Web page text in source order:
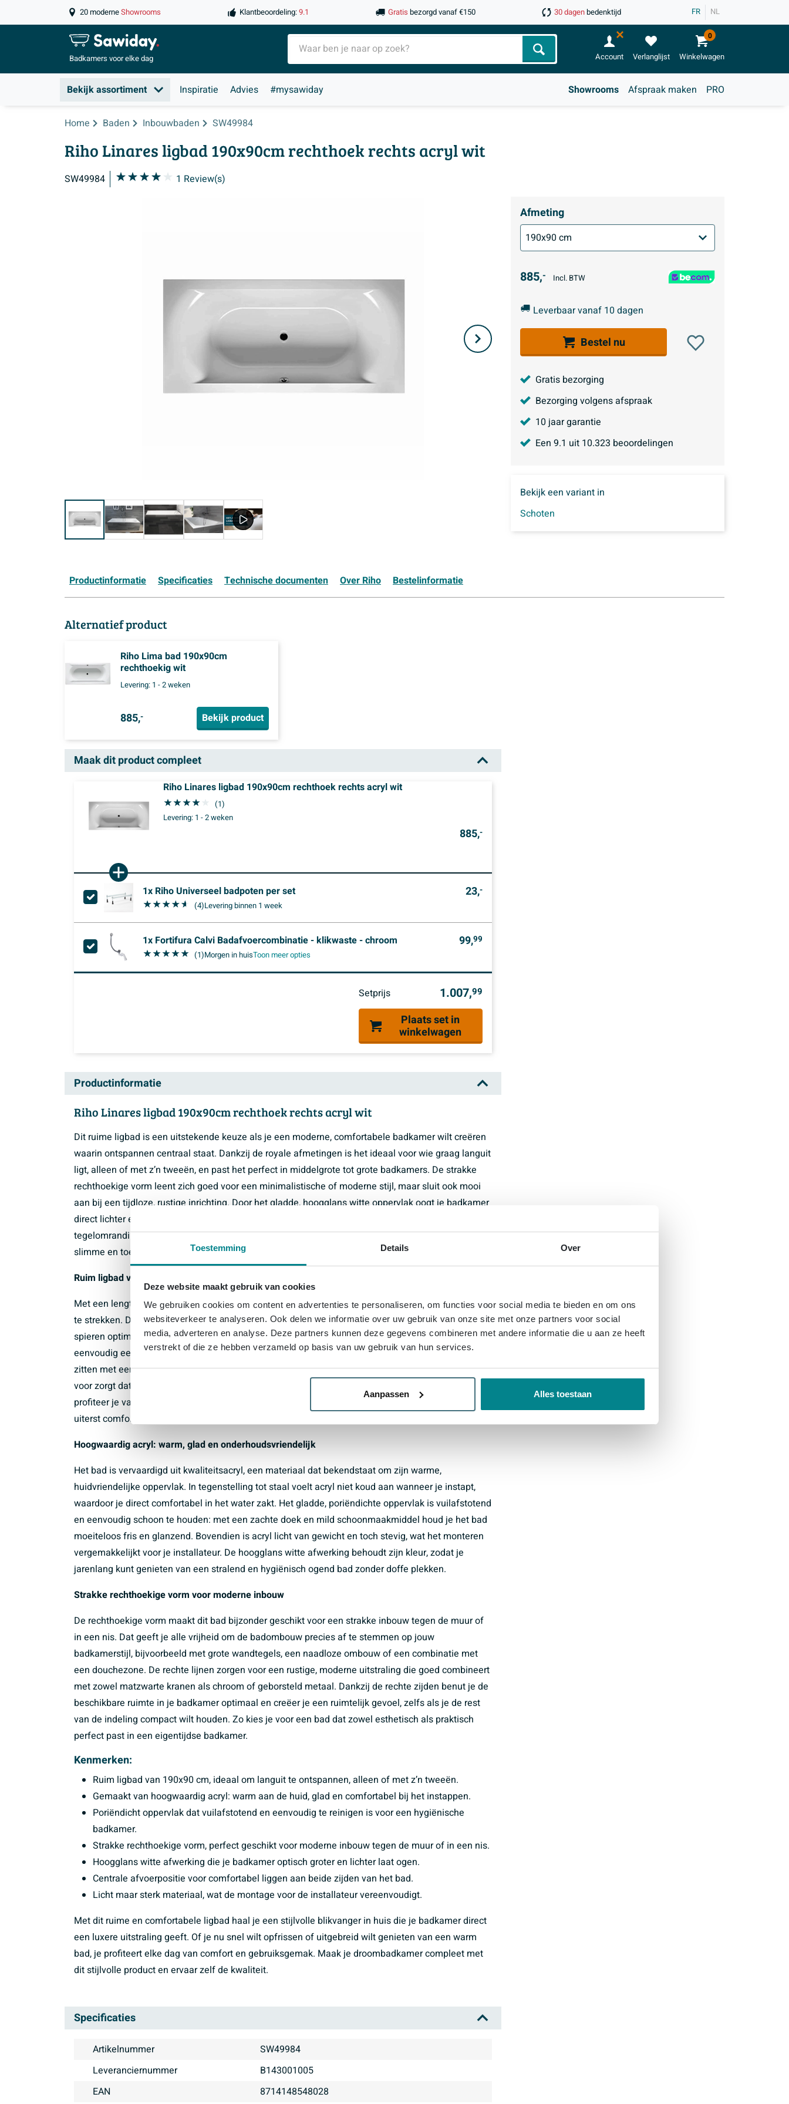
Toestemming Details Over
Deze website maakt gebruik van cookies
We gebruiken cookies om content en advertenties te personaliseren, om functies voor social media te bieden en om ons
websiteverkeer te analyseren. Ook delen we informatie over uw gebruik van onze site met onze partners voor social
media, adverteren en analyse. Deze partners kunnen deze gegevens combineren met andere informatie die u aan ze heeft
verstrekt of die ze hebben verzameld op basis van uw gebruik van hun services.
Aanpassen Alles toestaan
20 moderneShowrooms Klantbeoordeling:9.1 Gratis bezorgd vanaf €150 30 dagenbedenktijd FR NL
Badkamers voor elke dag Zoeken Account Verlanglijst Winkelwagen
0
Bekijk assortiment Inspiratie Advies #mysawiday Showrooms Afspraak maken PRO
Home Baden Inbouwbaden SW49984
Riho Linares ligbad 190x90cm rechthoek rechts acryl wit
SW49984 1 Review(s)
Afmeting
885,- Incl. BTW
Leverbaar vanaf 10 dagen
Bestel nu
Gratis bezorging
Bezorging volgens afspraak
10 jaar garantie
Een 9.1 uit 10.323 beoordelingen
Bekijk een variant in
Schoten
Productinformatie Specificaties Technische documenten Over Riho Bestelinformatie
Alternatief product
Riho Lima bad 190x90cm
rechthoekig wit
Levering: 1 - 2 weken
885,- Bekijk product
Maak dit product compleet
Riho Linares ligbad 190x90cm rechthoek rechts acryl wit
(1)
Levering: 1 - 2 weken
885,-
1x Riho Universeel badpoten per set
(4)Leveringbinnen 1 week
23,-
1x Fortifura Calvi Badafvoercombinatie - klikwaste - chroom
(1)Morgen in huis
99,99
Toon meer opties
Setprijs 1.007,99
Plaats set in
winkelwagen
Productinformatie
Riho Linares ligbad 190x90cm rechthoek rechts acryl wit
Dit ruime ligbad is een uitstekende keuze als je een moderne, comfortabele badkamer wilt creëren
waarin ontspannen centraal staat. Dankzij de royale afmetingen is het ideaal voor wie graag languit
ligt, alleen of met z’n tweeën, en past het perfect in middelgrote tot grote badkamers. De strakke
rechthoekige vorm leent zich goed voor een minimalistische of moderne stijl, maar sluit ook mooi
aan bij een tijdloze, rustige inrichting. Door het gladde, hoogglans witte oppervlak oogt je badkamer
direct lichter en ruimtelijker. Zoek je een inbouwbad dat zich naadloos laat verwerken in een strakke
tegelomranding, dat warm aanvoelt en praktisch is in dagelijks gebruik, dan is dit model een zeer
slimme en toekomstbestendige keuze.
Ruim ligbad voor optimaal ligcomfort
Met een lengte van 190 cm en een breedte van 90 cm biedt dit ligbad royaal de ruimte om echt uit
te strekken. De vormgeving is erop gericht om je lichaam comfortabel te ondersteunen, zodat je
spieren optimaal kunnen ontspannen na een drukke dag. Door de royale binnenruimte kun je
eenvoudig een comfortabele houding vinden, of je nu rechtuit ligt of juist iets meer schuin wilt
zitten met een goed boek. De afvoer is centraal geplaatst, wat niet alleen praktisch is, maar er ook
voor zorgt dat je aan beide zijden prettig kunt liggen zonder last te hebben van het putje. Zo
profiteer je van een ligbad dat zowel voor dagelijks gebruik als voor lange wellnessmomenten
uiterst comfortabel is.
Hoogwaardig acryl: warm, glad en onderhoudsvriendelijk
Het bad is vervaardigd uit kwaliteitsacryl, een materiaal dat bekendstaat om zijn warme,
huidvriendelijke oppervlak. In tegenstelling tot staal voelt acryl niet koud aan wanneer je instapt,
waardoor je direct comfortabel in het water zakt. Het gladde, poriëndichte oppervlak is vuilafstotend
en eenvoudig schoon te houden: met een zachte doek en mild schoonmaakmiddel houd je het bad
moeiteloos fris en glanzend. Bovendien is acryl licht van gewicht en toch stevig, wat het monteren
vergemakkelijkt voor je installateur. De hoogglans witte afwerking behoudt zijn kleur, zodat je
jarenlang kunt genieten van een stralend en hygiënisch ogend bad zonder doffe plekken.
Strakke rechthoekige vorm voor moderne inbouw
De rechthoekige vorm maakt dit bad bijzonder geschikt voor een strakke inbouw tegen de muur of
in een nis. Dat geeft je alle vrijheid om de badombouw precies af te stemmen op jouw
badkamerstijl, bijvoorbeeld met grote wandtegels, een naadloze ombouw of een combinatie met
een douchezone. De rechte lijnen zorgen voor een rustige, moderne uitstraling die goed combineert
met zowel matzwarte kranen als chroom of geborsteld metaal. Dankzij de rechte zijden benut je de
beschikbare ruimte in je badkamer optimaal en creëer je een ruimtelijk gevoel, zelfs als je de rest
van de indeling compact wilt houden. Zo kies je voor een bad dat zowel esthetisch als praktisch
perfect past in een eigentijdse badkamer.
Kenmerken:
Ruim ligbad van 190x90 cm, ideaal om languit te ontspannen, alleen of met z’n tweeën.
Gemaakt van hoogwaardig acryl: warm aan de huid, glad en comfortabel bij het instappen.
Poriëndicht oppervlak dat vuilafstotend en eenvoudig te reinigen is voor een hygiënische
badkamer.
Strakke rechthoekige vorm, perfect geschikt voor moderne inbouw tegen de muur of in een nis.
Hoogglans witte afwerking die je badkamer optisch groter en lichter laat ogen.
Centrale afvoerpositie voor comfortabel liggen aan beide zijden van het bad.
Licht maar sterk materiaal, wat de montage voor de installateur vereenvoudigt.
Met dit ruime en comfortabele ligbad haal je een stijlvolle blikvanger in huis die je badkamer direct
een luxere uitstraling geeft. Of je nu snel wilt opfrissen of uitgebreid wilt genieten van een warm
bad, je profiteert elke dag van comfort en gebruiksgemak. Maak je droombadkamer compleet met
dit stijlvolle product en ervaar zelf de kwaliteit.
Specificaties
Artikelnummer
SW49984
Leveranciernummer
B143001005
EAN
8714148548028